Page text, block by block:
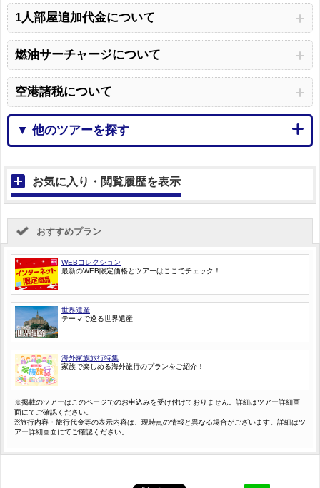
1人部屋追加代金について
燃油サーチャージについて
空港諸税について
▼ 他のツアーを探す
お気に入り・閲覧履歴を表示
おすすめプラン
WEBコレクション
最新のWEB限定価格とツアーはここでチェック！
世界遺産
テーマで巡る世界遺産
海外家族旅行特集
家族で楽しめる海外旅行のプランをご紹介！
※掲載のツアーはこのページでのお申込みを受け付けておりません。詳細はツアー詳細画
面にてご確認ください。
※旅行内容・旅行代金等の表示内容は、現時点の情報と異なる場合がございます。詳細はツ
アー詳細画面にてご確認ください。